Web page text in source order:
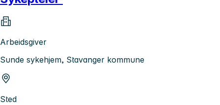
Arbeidsgiver
Sunde sykehjem, Stavanger kommune
Sted